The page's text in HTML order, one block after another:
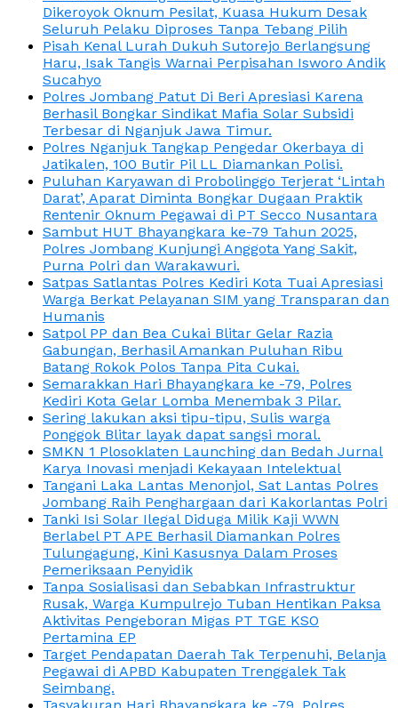
Dikeroyok Oknum Pesilat, Kuasa Hukum Desak
Seluruh Pelaku Diproses Tanpa Tebang Pilih
Pisah Kenal Lurah Dukuh Sutorejo Berlangsung
Haru, Isak Tangis Warnai Perpisahan Isworo Andik
Sucahyo
Polres Jombang Patut Di Beri Apresiasi Karena
Berhasil Bongkar Sindikat Mafia Solar Subsidi
Terbesar di Nganjuk Jawa Timur.
Polres Nganjuk Tangkap Pengedar Okerbaya di
Jatikalen, 100 Butir Pil LL Diamankan Polisi.
Puluhan Karyawan di Probolinggo Terjerat ‘Lintah
Darat’, Aparat Diminta Bongkar Dugaan Praktik
Rentenir Oknum Pegawai di PT Secco Nusantara
Sambut HUT Bhayangkara ke-79 Tahun 2025,
Polres Jombang Kunjungi Anggota Yang Sakit,
Purna Polri dan Warakawuri.
Satpas Satlantas Polres Kediri Kota Tuai Apresiasi
Warga Berkat Pelayanan SIM yang Transparan dan
Humanis
Satpol PP dan Bea Cukai Blitar Gelar Razia
Gabungan, Berhasil Amankan Puluhan Ribu
Batang Rokok Polos Tanpa Pita Cukai.
Semarakkan Hari Bhayangkara ke -79, Polres
Kediri Kota Gelar Lomba Menembak 3 Pilar.
Sering lakukan aksi tipu-tipu, Sulis warga
Ponggok Blitar layak dapat sangsi moral.
SMKN 1 Plosoklaten Launching dan Bedah Jurnal
Karya Inovasi menjadi Kekayaan Intelektual
Tangani Laka Lantas Menonjol, Sat Lantas Polres
Jombang Raih Penghargaan dari Kakorlantas Polri
Tanki Isi Solar Ilegal Diduga Milik Kaji WWN
Berlabel PT APE Berhasil Diamankan Polres
Tulungagung, Kini Kasusnya Dalam Proses
Pemeriksaan Penyidik
Tanpa Sosialisasi dan Sebabkan Infrastruktur
Rusak, Warga Kumpulrejo Tuban Hentikan Paksa
Aktivitas Pengeboran Migas PT TGE KSO
Pertamina EP
Target Pendapatan Daerah Tak Terpenuhi, Belanja
Pegawai di APBD Kabupaten Trenggalek Tak
Seimbang.